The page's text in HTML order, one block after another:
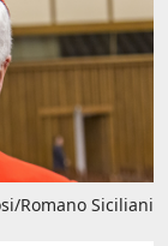
Romano Siciliani